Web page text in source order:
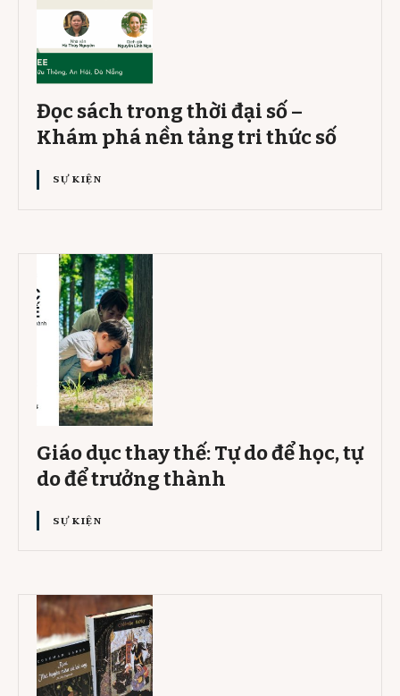
Đọc sách trong thời đại số –
Khám phá nền tảng tri thức số
SỰ KIỆN
Giáo dục thay thế: Tự do để học, tự
do để trưởng thành
SỰ KIỆN